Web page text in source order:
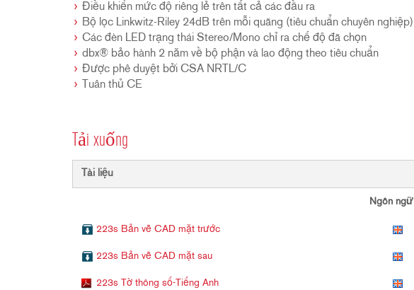
Điều khiển mức độ riêng lẻ trên tất cả các đầu ra
Bộ lọc Linkwitz-Riley 24dB trên mỗi quãng (tiêu chuẩn chuyên nghiệp)
Các đèn LED trạng thái Stereo/Mono chỉ ra chế độ đã chọn
dbx® bảo hành 2 năm về bộ phận và lao động theo tiêu chuẩn
Được phê duyệt bởi CSA NRTL/C
Tuân thủ CE
Tải xuống
Tài liệu
Ngôn ngữ
223s Bản vẽ CAD mặt trước
223s Bản vẽ CAD mặt sau
223s Tờ thông số-Tiếng Anh